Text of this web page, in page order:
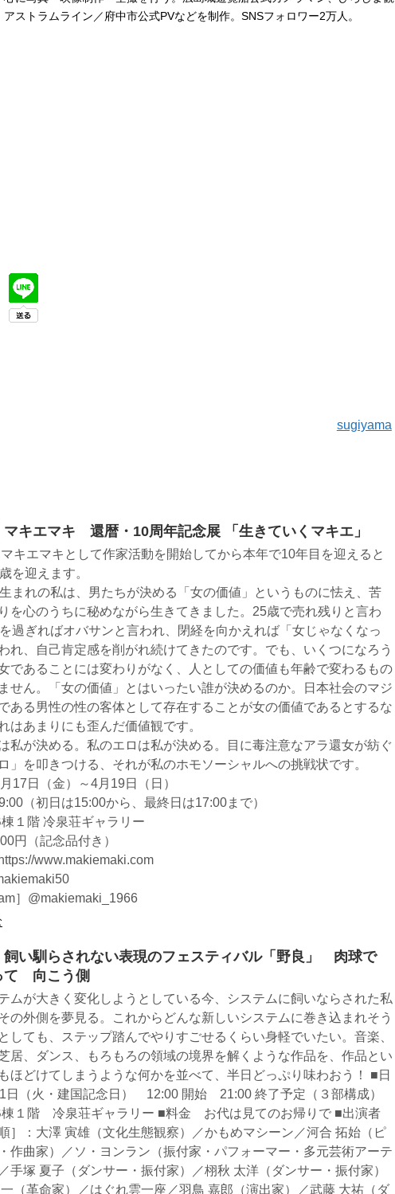
ストラムライン／府中市公式PVなどを制作。SNSフォロワー2万人。
sugiyama
マキエマキ 還暦・10周年記念展 「生きていくマキエ」
キエマキとして作家活動を開始してから本年で10年目を迎えると
を迎えます。
まれの私は、男たちが決める「女の価値」というものに怯え、苦
を心のうちに秘めながら生きてきました。25歳で売れ残りと言わ
過ぎればオバサンと言われ、閉経を向かえれば「女じゃなくなっ
れ、自己肯定感を削がれ続けてきたのです。でも、いくつになろう
であることには変わりがなく、人としての価値も年齢で変わるもの
せん。「女の価値」とはいったい誰が決めるのか。日本社会のマジ
ある男性の性の客体として存在することが女の価値であるとするな
はあまりにも歪んだ価値観です。
私が決める。私のエロは私が決める。目に毒注意なアラ還女が紡ぐ
」を叩きつける、それが私のホモソーシャルへの挑戦状です。
17日（金）～4月19日（日）
（初日は15:00から、最終日は17:00まで）
１階 冷泉荘ギャラリー
円（記念品付き）
www.makiemaki.com
］@makiemaki_1966
飼い馴らされない表現のフェスティバル「野良」 肉球で
て 向こう側
ムが大きく変化しようとしている今、システムに飼いならされた私
の外側を夢見る。これからどんな新しいシステムに巻き込まれそう
しても、ステップ踏んでやりすごせるくらい身軽でいたい。音楽、
居、ダンス、もろもろの領域の境界を解くような作品を、作品とい
ほどけてしまうような何かを並べて、半日どっぷり味わおう！ ■日
日（火・建国記念日） 12:00 開始 21:00 終了予定（３部構成）
棟１階 冷泉荘ギャラリー ■料金 お代は見てのお帰りで ■出演者
順］：大澤 寅雄（文化生態観察）／かもめマシーン／河合 拓始（ピ
作曲家）／ソ・ヨンラン（振付家・パフォーマー・多元芸術アーテ
手塚 夏子（ダンサー・振付家）／栩秋 太洋（ダンサー・振付家）
一（革命家）／はぐれ雲一座／羽鳥 嘉郎（演出家）／武藤 大祐（ダ